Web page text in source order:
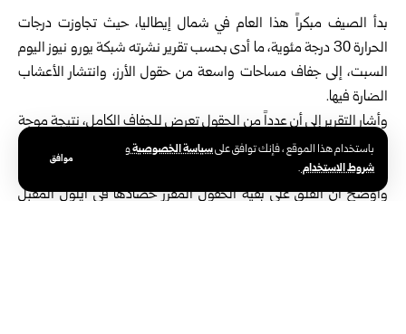
باستخدام هذا الموقع ، فإنك توافق علىسياسة الخصوصيةو
شروط الاستخدام.
موافق
بدأ الصيف مبكراً هذا العام في شمال إيطاليا، حيث تجاوزت درجات
الحرارة 30 درجة مئوية، ما أدى بحسب تقرير نشرته شبكة يورو نيوز اليوم
السبت، إلى جفاف مساحات واسعة من حقول الأرز، وانتشار الأعشاب
الضارة فيها.
وأشار التقرير إلى أن عدداً من الحقول تعرض للجفاف الكامل، نتيجة موجة
الحر الشديدة التي ضربت المنطقة خلال شهر حزيران، مؤكداً أن هطول
الأمطار لاحقاً لن يكون كافياً لإنقاذ المحصول.
وأوضح أن القلق على بقية الحقول المقرر حصادها في أيلول المقبل